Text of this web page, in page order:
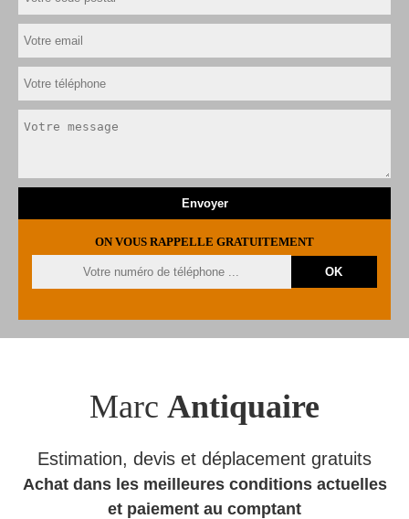
ON VOUS RAPPELLE GRATUITEMENT
Marc Antiquaire
Estimation, devis et déplacement gratuits
Achat dans les meilleures conditions actuelles
et paiement au comptant